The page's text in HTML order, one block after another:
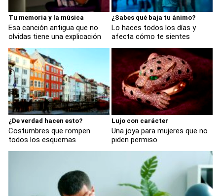
Tu memoria y la música
Esa canción antigua que no
olvidas tiene una explicación
¿Sabes qué baja tu ánimo?
Lo haces todos los días y
afecta cómo te sientes
¿De verdad hacen esto?
Costumbres que rompen
todos los esquemas
Lujo con carácter
Una joya para mujeres que no
piden permiso